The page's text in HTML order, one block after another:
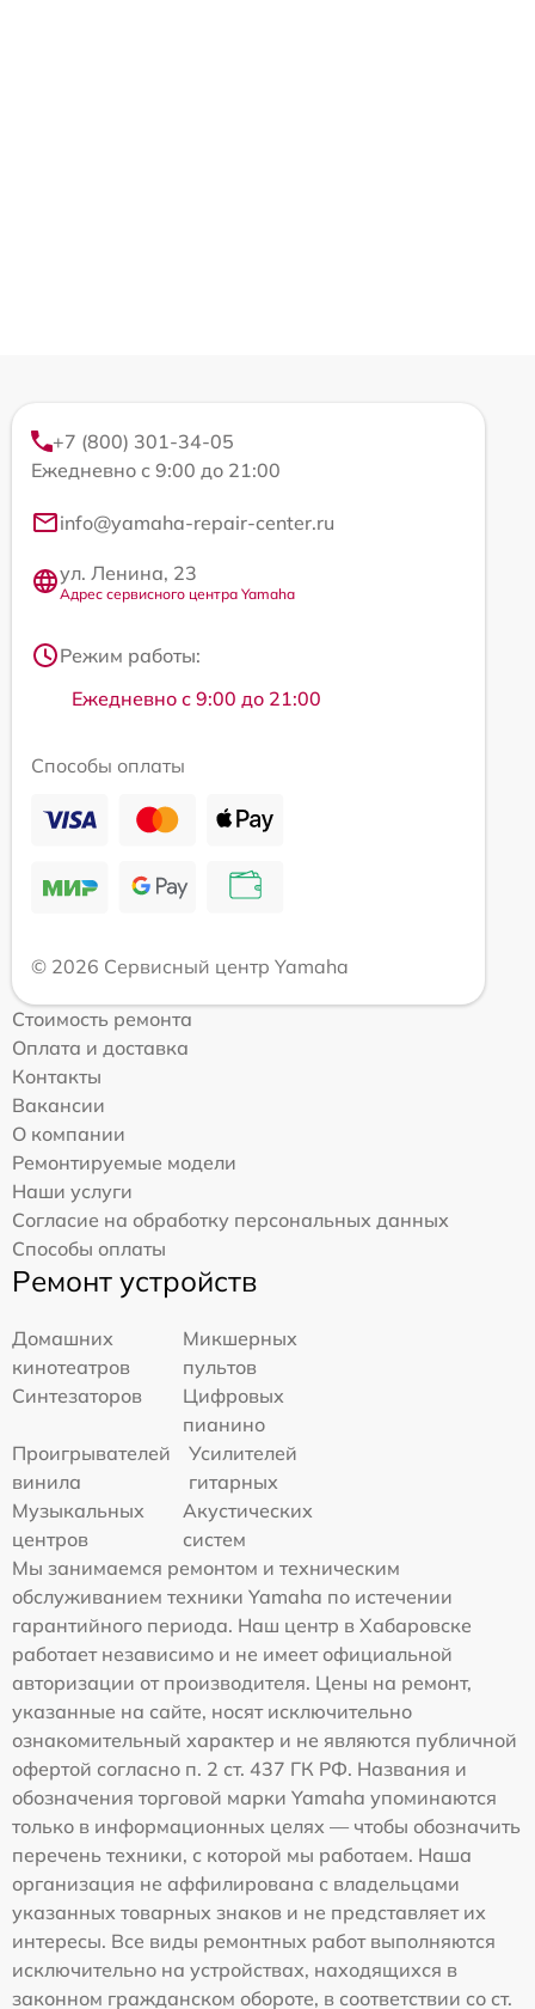
+7 (800) 301-34-05
Ежедневно с 9:00 до 21:00
info@yamaha-repair-center.ru
ул. Ленина, 23
Адрес сервисного центра Yamaha
Режим работы:
Ежедневно с 9:00 до 21:00
Способы оплаты
© 2026 Сервисный центр Yamaha
Стоимость ремонта
Оплата и доставка
Контакты
Вакансии
О компании
Ремонтируемые модели
Наши услуги
Согласие на обработку персональных данных
Способы оплаты
Ремонт устройств
Домашних
кинотеатров
Микшерных
пультов
Синтезаторов
Цифровых
пианино
Проигрывателей
винила
Усилителей
гитарных
Музыкальных
центров
Акустических
систем
Мы занимаемся ремонтом и техническим
обслуживанием техники Yamaha по истечении
гарантийного периода. Наш центр в Хабаровске
работает независимо и не имеет официальной
авторизации от производителя. Цены на ремонт,
указанные на сайте, носят исключительно
ознакомительный характер и не являются публичной
офертой согласно п. 2 ст. 437 ГК РФ. Названия и
обозначения торговой марки Yamaha упоминаются
только в информационных целях — чтобы обозначить
перечень техники, с которой мы работаем. Наша
организация не аффилирована с владельцами
указанных товарных знаков и не представляет их
интересы. Все виды ремонтных работ выполняются
исключительно на устройствах, находящихся в
законном гражданском обороте, в соответствии со ст.